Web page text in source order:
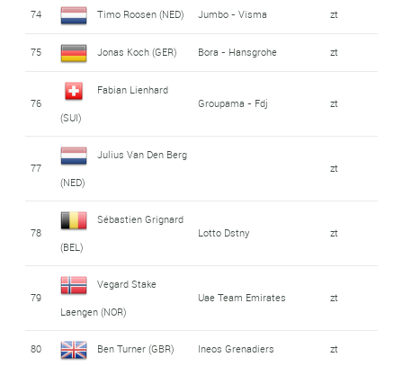
74 Timo Roosen (NED) Jumbo - Visma zt
75 Jonas Koch (GER) Bora - Hansgrohe zt
76
Fabian Lienhard
(SUI)
Groupama - Fdj zt
77
Julius Van Den Berg
(NED)
zt
78
Sébastien Grignard
(BEL)
Lotto Dstny zt
79
Vegard Stake
Laengen (NOR)
Uae Team Emirates zt
80 Ben Turner (GBR) Ineos Grenadiers zt